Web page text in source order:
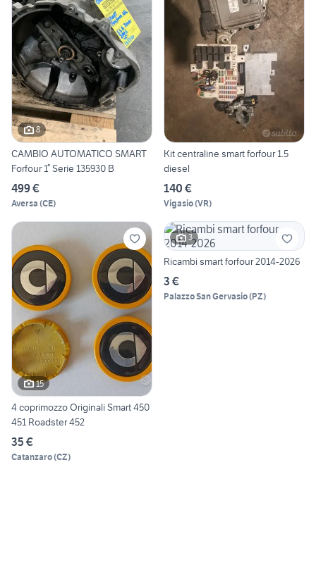
8
CAMBIO AUTOMATICO SMART
Forfour 1° Serie 135930 B
499 €
Aversa (CE)
Kit centraline smart forfour 1.5
diesel
140 €
Vigasio(VR)
15
4 coprimozzo Originali Smart 450
451 Roadster 452
35 €
Catanzaro(CZ)
3
Ricambi smart forfour 2014-2026
3 €
Palazzo San Gervasio(PZ)